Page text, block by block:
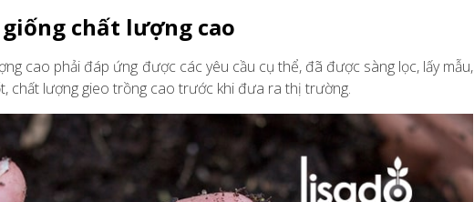
chất lượng cao
cao phải đáp ứng được các yêu cầu cụ thể, đã được sàng lọc, lấy mẫu,
chất lượng gieo trồng cao trước khi đưa ra thị trường.